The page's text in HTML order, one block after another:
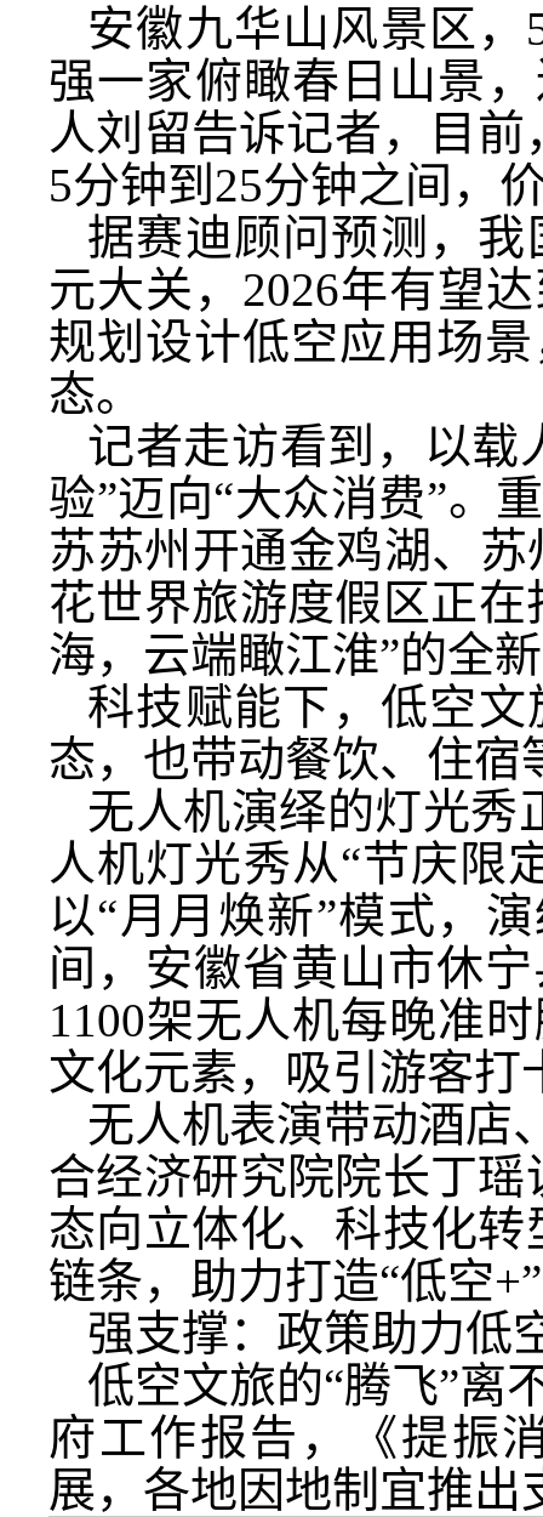
安徽九华山风景区
强一家俯瞰春日山景
人刘留告诉记者，目
5分钟到25分钟之间，
据赛迪顾问预测，我
元大关，2026年有望
规划设计低空应用场
态。
记者走访看到，以载
验”迈向“大众消费”。
苏苏州开通金鸡湖、
花世界旅游度假区正
海，云端瞰江淮”的全
科技赋能下，低空
态，也带动餐饮、住宿
无人机演绎的灯光秀
人机灯光秀从“节庆限
以“月月焕新”模式，
间，安徽省黄山市休
1100架无人机每晚准
文化元素，吸引游客打
无人机表演带动酒店
合经济研究院院长丁
态向立体化、科技化
链条，助力打造“低空
强支撑：政策助力低
低空文旅的“腾飞”离
府工作报告，《提振
展，各地因地制宜推